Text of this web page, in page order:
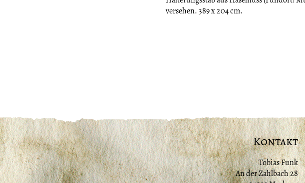
versehen. 389 x 204 cm.
Kontakt
Tobias Funk
An der Zahlbach 28